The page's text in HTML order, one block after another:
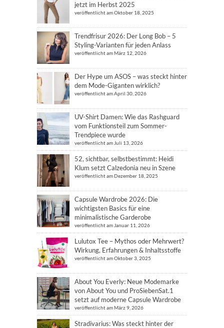
jetzt im Herbst 2025
veröffentlicht am Oktober 18, 2025
Trendfrisur 2026: Der Long Bob – 5
Styling-Varianten für jeden Anlass
veröffentlicht am März 12, 2026
Der Hype um ASOS – was steckt hinter
dem Mode-Giganten wirklich?
veröffentlicht am April 30, 2026
UV-Shirt Damen: Wie das Rashguard
vom Funktionsteil zum Sommer-
Trendpiece wurde
veröffentlicht am Juli 13, 2026
52, sichtbar, selbstbestimmt: Heidi
Klum setzt Calzedonia neu in Szene
veröffentlicht am Dezember 18, 2025
Capsule Wardrobe 2026: Die
wichtigsten Basics für eine
minimalistische Garderobe
veröffentlicht am Januar 11, 2026
Lulutox Tee – Mythos oder Mehrwert?
Wirkung, Erfahrungen & Inhaltsstoffe
veröffentlicht am Oktober 3, 2025
About You Everly: Neue Modemarke
von About You und ProSiebenSat.1
setzt auf moderne Capsule Wardrobe
veröffentlicht am März 9, 2026
Stradivarius: Was steckt hinter der